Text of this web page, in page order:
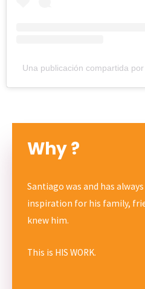
Una publicación compartida
Why ?
Santiago was and has
inspiration for his family,
knew him.
This is HIS WORK.